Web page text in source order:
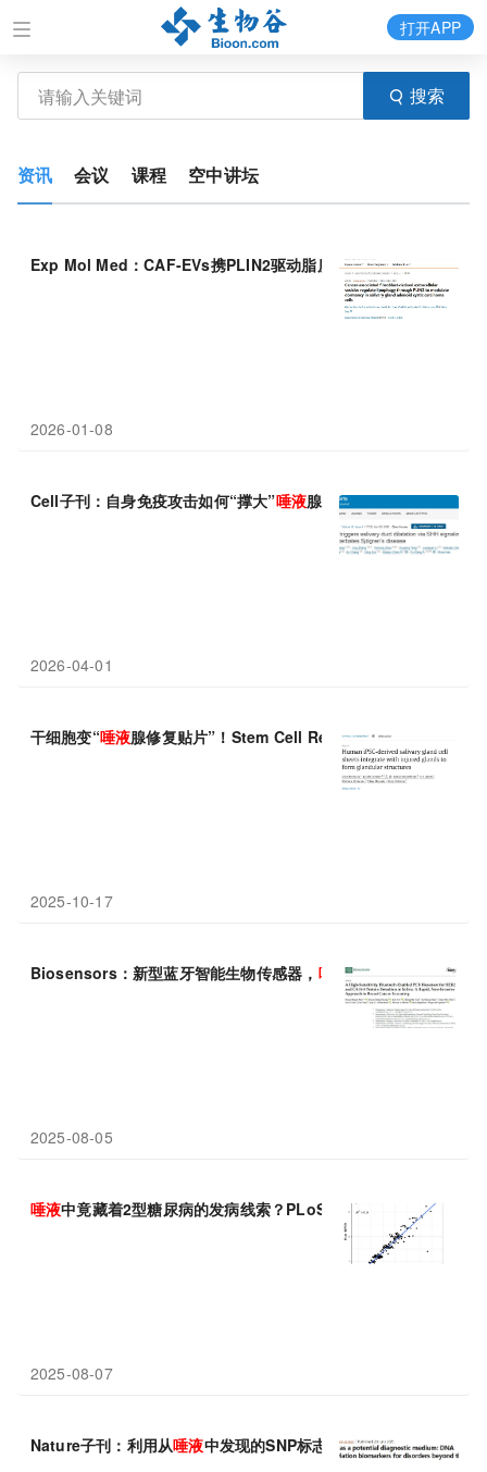
搜索
打开APP
资讯 会议 课程 空中讲坛
Exp Mol Med：CAF-EVs携PLIN2驱动脂质自噬促使唾液腺癌复发
2026-01-08
Cell子刊：自身免疫攻击如何“撑大”唾液腺？大连医科大学王福团
2026-04-01
干细胞变“唾液腺修复贴片”！Stem Cell Reports证实：人诱导多
2025-10-17
Biosensors：新型蓝牙智能生物传感器， 唾液检测乳腺癌新突破！
2025-08-05
唾液中竟藏着2型糖尿病的发病线索？PLoS One最新研究揭示关
2025-08-07
Nature子刊：利用从唾液中发现的SNP标志物可能预测一个人患